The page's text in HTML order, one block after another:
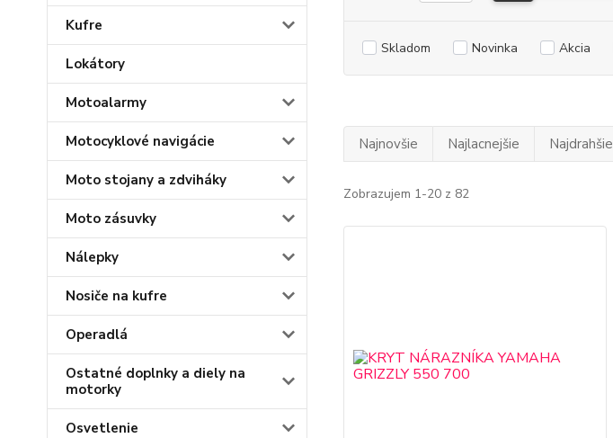
Kufre
Lokátory
Motoalarmy
Motocyklové navigácie
Moto stojany a zdviháky
Moto zásuvky
Nálepky
Nosiče na kufre
Operadlá
Ostatné doplnky a diely na
motorky
Osvetlenie
Skladom Novinka Akcia
Najnovšie Najlacnejšie Najdrahšie
Zobrazujem 1-20 z 82